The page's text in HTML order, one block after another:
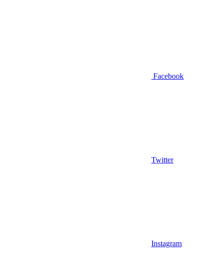
Facebook
Twitter
Instagram